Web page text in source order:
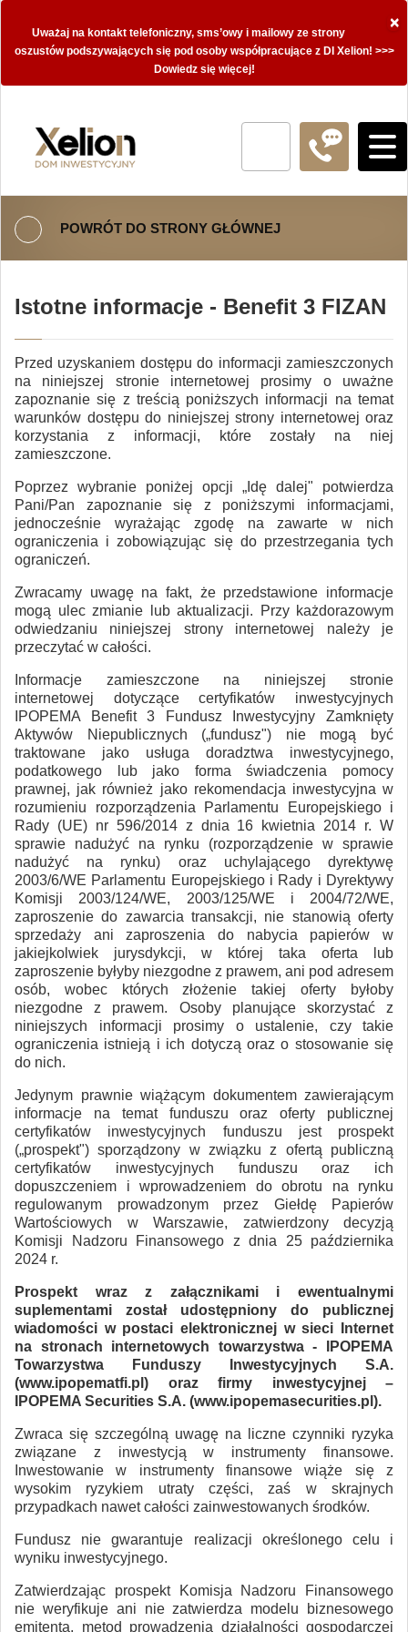
×
Uważaj na kontakt telefoniczny, sms’owy i mailowy ze strony
oszustów podszywających się pod osoby współpracujące z DI Xelion! >>>
Dowiedz się więcej!
POWRÓT DO STRONY GŁÓWNEJ
Istotne informacje - Benefit 3 FIZAN
Przed uzyskaniem dostępu do informacji zamieszczonych
na niniejszej stronie internetowej prosimy o uważne
zapoznanie się z treścią poniższych informacji na temat
warunków dostępu do niniejszej strony internetowej oraz
korzystania z informacji, które zostały na niej
zamieszczone.
Poprzez wybranie poniżej opcji „Idę dalej" potwierdza
Pani/Pan zapoznanie się z poniższymi informacjami,
jednocześnie wyrażając zgodę na zawarte w nich
ograniczenia i zobowiązując się do przestrzegania tych
ograniczeń.
Zwracamy uwagę na fakt, że przedstawione informacje
mogą ulec zmianie lub aktualizacji. Przy każdorazowym
odwiedzaniu niniejszej strony internetowej należy je
przeczytać w całości.
Informacje zamieszczone na niniejszej stronie
internetowej dotyczące certyfikatów inwestycyjnych
IPOPEMA Benefit 3 Fundusz Inwestycyjny Zamknięty
Aktywów Niepublicznych („fundusz") nie mogą być
traktowane jako usługa doradztwa inwestycyjnego,
podatkowego lub jako forma świadczenia pomocy
prawnej, jak również jako rekomendacja inwestycyjna w
rozumieniu rozporządzenia Parlamentu Europejskiego i
Rady (UE) nr 596/2014 z dnia 16 kwietnia 2014 r. W
sprawie nadużyć na rynku (rozporządzenie w sprawie
nadużyć na rynku) oraz uchylającego dyrektywę
2003/6/WE Parlamentu Europejskiego i Rady i Dyrektywy
Komisji 2003/124/WE, 2003/125/WE i 2004/72/WE,
zaproszenie do zawarcia transakcji, nie stanowią oferty
sprzedaży ani zaproszenia do nabycia papierów w
jakiejkolwiek jurysdykcji, w której taka oferta lub
zaproszenie byłyby niezgodne z prawem, ani pod adresem
osób, wobec których złożenie takiej oferty byłoby
niezgodne z prawem. Osoby planujące skorzystać z
niniejszych informacji prosimy o ustalenie, czy takie
ograniczenia istnieją i ich dotyczą oraz o stosowanie się
do nich.
Jedynym prawnie wiążącym dokumentem zawierającym
informacje na temat funduszu oraz oferty publicznej
certyfikatów inwestycyjnych funduszu jest prospekt
(„prospekt") sporządzony w związku z ofertą publiczną
certyfikatów inwestycyjnych funduszu oraz ich
dopuszczeniem i wprowadzeniem do obrotu na rynku
regulowanym prowadzonym przez Giełdę Papierów
Wartościowych w Warszawie, zatwierdzony decyzją
Komisji Nadzoru Finansowego z dnia 25 października
2024 r.
Prospekt wraz z załącznikami i ewentualnymi
suplementami został udostępniony do publicznej
wiadomości w postaci elektronicznej w sieci Internet
na stronach internetowych towarzystwa - IPOPEMA
Towarzystwa Funduszy Inwestycyjnych S.A.
(www.ipopematfi.pl) oraz firmy inwestycyjnej –
IPOPEMA Securities S.A. (www.ipopemasecurities.pl).
Zwraca się szczególną uwagę na liczne czynniki ryzyka
związane z inwestycją w instrumenty finansowe.
Inwestowanie w instrumenty finansowe wiąże się z
wysokim ryzykiem utraty części, zaś w skrajnych
przypadkach nawet całości zainwestowanych środków.
Fundusz nie gwarantuje realizacji określonego celu i
wyniku inwestycyjnego.
Zatwierdzając prospekt Komisja Nadzoru Finansowego
nie weryfikuje ani nie zatwierdza modelu biznesowego
emitenta, metod prowadzenia działalności gospodarczej